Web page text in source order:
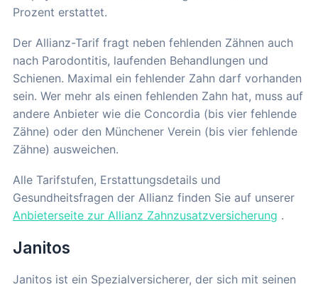
Prozent erstattet.
Der Allianz-Tarif fragt neben fehlenden Zähnen auch
nach Parodontitis, laufenden Behandlungen und
Schienen. Maximal ein fehlender Zahn darf vorhanden
sein. Wer mehr als einen fehlenden Zahn hat, muss auf
andere Anbieter wie die Concordia (bis vier fehlende
Zähne) oder den Münchener Verein (bis vier fehlende
Zähne) ausweichen.
Alle Tarifstufen, Erstattungsdetails und
Gesundheitsfragen der Allianz finden Sie auf unserer
Anbieterseite zur Allianz Zahnzusatzversicherung .
Janitos
Janitos ist ein Spezialversicherer, der sich mit seinen